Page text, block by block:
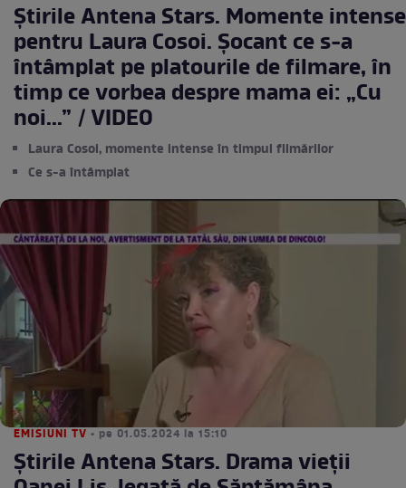
Știrile Antena Stars. Momente intense
pentru Laura Cosoi. Șocant ce s-a
întâmplat pe platourile de filmare, în
timp ce vorbea despre mama ei: „Cu
noi...” / VIDEO
Laura Cosoi, momente intense în timpul filmărilor
Ce s-a întâmplat
EMISIUNI TV • pe 01.05.2024 la 15:10
Știrile Antena Stars. Drama vieții